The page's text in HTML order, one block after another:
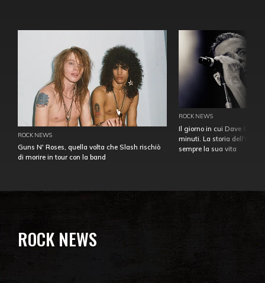
ROCK NEWS
Guns N' Roses, quella volta che Slash rischiò
di morire in tour con la band
ROCK NEWS
Il giorno in cui Dave
minuti. La storia
sempre la sua vita
ROCK NEWS